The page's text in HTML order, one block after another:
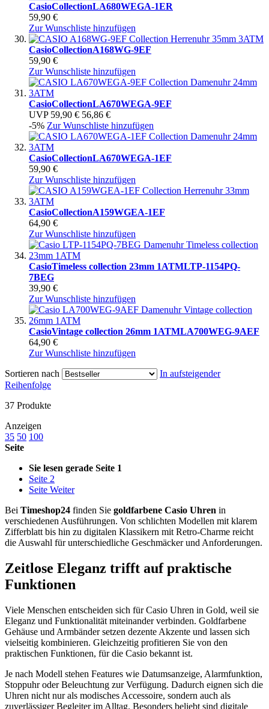
CasioCollectionLA680WEGA-1ER
59,90 €
Zur Wunschliste hinzufügen
CasioCollectionA168WG-9EF
59,90 €
Zur Wunschliste hinzufügen
CasioCollectionLA670WEGA-9EF
UVP 59,90 € 56,86 €
-5% Zur Wunschliste hinzufügen
CasioCollectionLA670WEGA-1EF
59,90 €
Zur Wunschliste hinzufügen
CasioCollectionA159WGEA-1EF
64,90 €
Zur Wunschliste hinzufügen
CasioTimeless collection 23mm 1ATMLTP-1154PQ-
7BEG
39,90 €
Zur Wunschliste hinzufügen
CasioVintage collection 26mm 1ATMLA700WEG-9AEF
64,90 €
Zur Wunschliste hinzufügen
Sortieren nach
In aufsteigender
Reihenfolge
37 Produkte
Anzeigen
35 50 100
Seite
Sie lesen gerade Seite 1
Seite 2
Seite Weiter
Bei Timeshop24 finden Sie goldfarbene Casio Uhren in
verschiedenen Ausführungen. Von schlichten Modellen mit klarem
Zifferblatt bis hin zu digitalen Klassikern mit Retro-Charme reicht
die Auswahl für unterschiedliche Geschmäcker und Anforderungen.
Zeitlose Eleganz trifft auf praktische
Funktionen
Viele Menschen entscheiden sich für Casio Uhren in Gold, weil sie
Eleganz und Funktionalität miteinander verbinden. Goldfarbene
Gehäuse und Armbänder setzen dezente Akzente und lassen sich
vielseitig kombinieren. Gleichzeitig profitieren Sie von den
praktischen Funktionen, für die Casio bekannt ist.
Je nach Modell stehen Features wie Datumsanzeige, Alarmfunktion,
Stoppuhr oder Beleuchtung zur Verfügung. Dadurch eignen sich die
Uhren nicht nur als modisches Accessoire, sondern auch als
zuverlässiger Begleiter im Alltag. Besonders beliebt sind digitale